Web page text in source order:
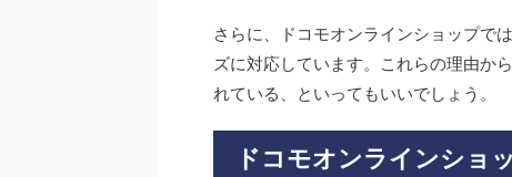
さらに、ドコモオンラインショップで
ズに対応しています。これらの理由か
れている、といってもいいでしょう。
ドコモオンラインショ